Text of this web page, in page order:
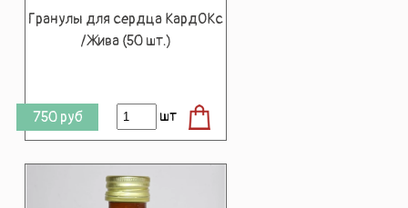
Гранулы для сердца КардОКс
/ Жива (50 шт.)
750 руб шт